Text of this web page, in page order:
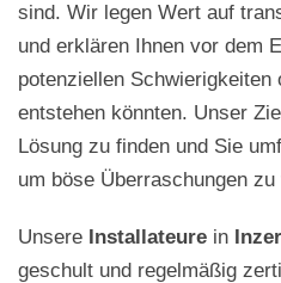
sind. Wir legen Wert auf
und erklären Ihnen vor dem
potenziellen
entstehen könnten. Unser
Lösung zu finden und Sie
um böse Überraschungen zu
Unsere Installateure in
geschult und regelmäßig